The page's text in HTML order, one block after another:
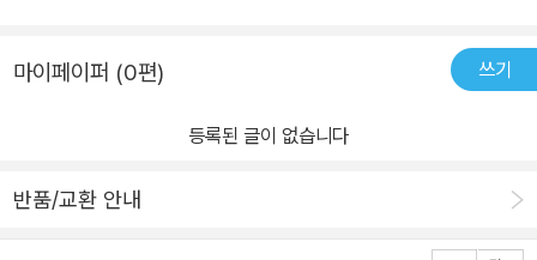
마이페이퍼 (0편) 쓰기
등록된 글이 없습니다
반품/교환 안내